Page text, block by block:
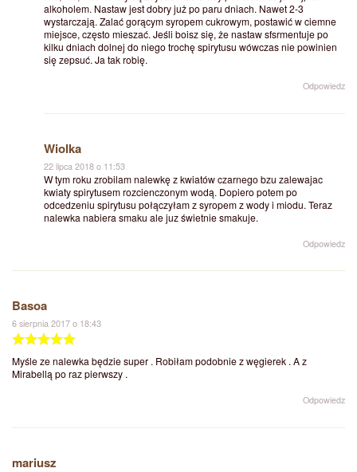
alkoholem. Nastaw jest dobry już po paru dniach. Nawet 2-3
wystarczają. Zalać gorącym syropem cukrowym, postawić w ciemne
miejsce, często mieszać. Jeśli boisz się, że nastaw sfsrmentuje po
kilku dniach dolnej do niego trochę spirytusu wówczas nie powinien
się zepsuć. Ja tak robię.
Odpowiedz
Wiolka
22 lipca 2018 o 11:53
W tym roku zrobilam nalewkę z kwiatów czarnego bzu zalewajac
kwiaty spirytusem rozcienczonym wodą. Dopiero potem po
odcedzeniu spirytusu połączyłam z syropem z wody i miodu. Teraz
nalewka nabiera smaku ale juz świetnie smakuje.
Odpowiedz
Basoa
6 sierpnia 2017 o 18:43
Myśle ze nalewka będzie super . Robiłam podobnie z węgierek . A z
Mirabellą po raz pierwszy .
Odpowiedz
mariusz